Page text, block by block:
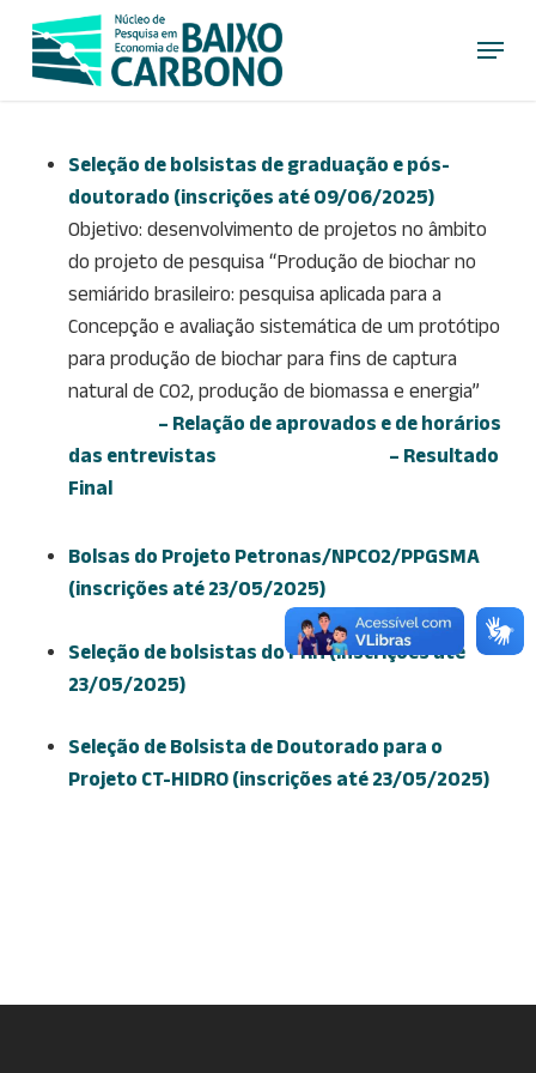
main
Menu
Seleção de bolsistas de graduação e pós-
doutorado (inscrições até 09/06/2025)
Objetivo: desenvolvimento de projetos no âmbito
do projeto de pesquisa “Produção de biochar no
semiárido brasileiro: pesquisa aplicada para a
Concepção e avaliação sistemática de um protótipo
para produção de biochar para fins de captura
natural de CO2, produção de biomassa e energia”
– Relação de aprovados e de horários
das entrevistas
– Resultado
Final
Bolsas do Projeto Petronas/NPCO2/PPGSMA
(inscrições até 23/05/2025)
Seleção de bolsistas do PRH (inscrições até
23/05/2025)
Seleção de Bolsista de Doutorado para o
Projeto CT-HIDRO (inscrições até 23/05/2025)